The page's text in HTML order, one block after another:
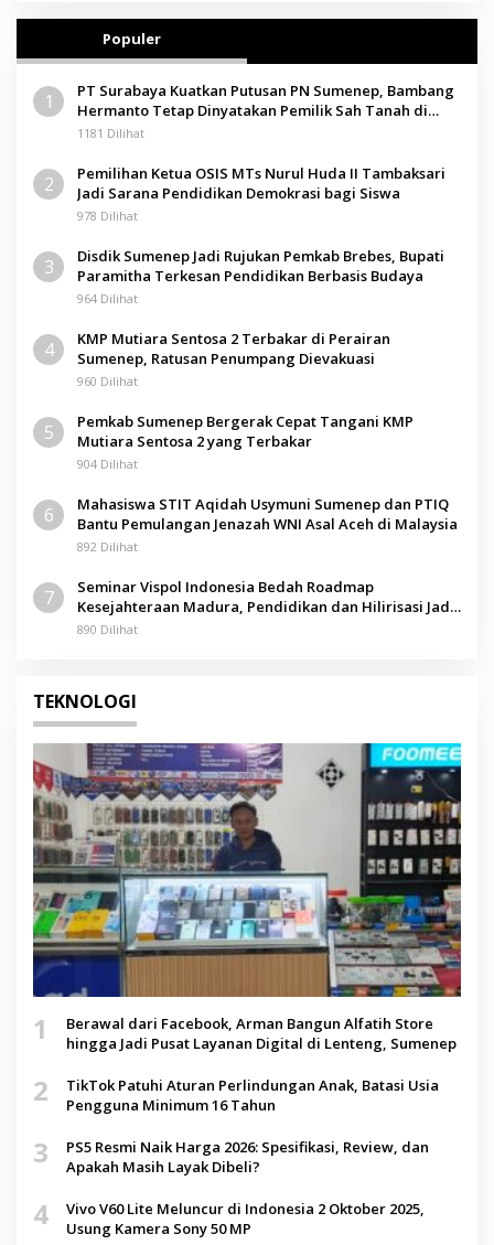
Populer
1
PT Surabaya Kuatkan Putusan PN Sumenep, Bambang
Hermanto Tetap Dinyatakan Pemilik Sah Tanah di
Pamolokan
1181 Dilihat
2
Pemilihan Ketua OSIS MTs Nurul Huda II Tambaksari
Jadi Sarana Pendidikan Demokrasi bagi Siswa
978 Dilihat
3
Disdik Sumenep Jadi Rujukan Pemkab Brebes, Bupati
Paramitha Terkesan Pendidikan Berbasis Budaya
964 Dilihat
4
KMP Mutiara Sentosa 2 Terbakar di Perairan
Sumenep, Ratusan Penumpang Dievakuasi
960 Dilihat
5
Pemkab Sumenep Bergerak Cepat Tangani KMP
Mutiara Sentosa 2 yang Terbakar
904 Dilihat
6
Mahasiswa STIT Aqidah Usymuni Sumenep dan PTIQ
Bantu Pemulangan Jenazah WNI Asal Aceh di Malaysia
892 Dilihat
7
Seminar Vispol Indonesia Bedah Roadmap
Kesejahteraan Madura, Pendidikan dan Hilirisasi Jadi
Kunci
890 Dilihat
TEKNOLOGI
1
Berawal dari Facebook, Arman Bangun Alfatih Store
hingga Jadi Pusat Layanan Digital di Lenteng, Sumenep
2
TikTok Patuhi Aturan Perlindungan Anak, Batasi Usia
Pengguna Minimum 16 Tahun
3
PS5 Resmi Naik Harga 2026: Spesifikasi, Review, dan
Apakah Masih Layak Dibeli?
4
Vivo V60 Lite Meluncur di Indonesia 2 Oktober 2025,
Usung Kamera Sony 50 MP